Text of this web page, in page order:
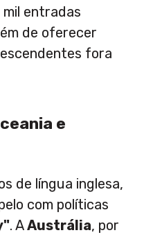
entradas
de oferecer
fora
e
de língua inglesa,
com políticas
. AAustrália, por